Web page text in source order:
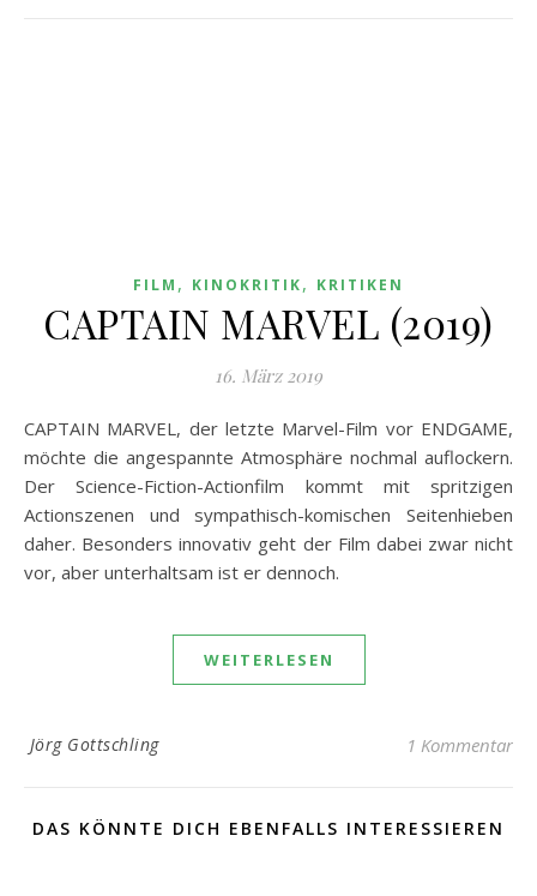
FILM , KINOKRITIK, KRITIKEN
CAPTAIN MARVEL (2019)
16. März 2019
CAPTAIN MARVEL, der letzte Marvel-Film vor ENDGAME,
möchte die angespannte Atmosphäre nochmal auflockern.
Der Science-Fiction-Actionfilm kommt mit spritzigen
Actionszenen und sympathisch-komischen Seitenhieben
daher. Besonders innovativ geht der Film dabei zwar nicht
vor, aber unterhaltsam ist er dennoch.
WEITERLESEN
Jörg Gottschling 1 Kommentar
DAS KÖNNTE DICH EBENFALLS INTERESSIEREN